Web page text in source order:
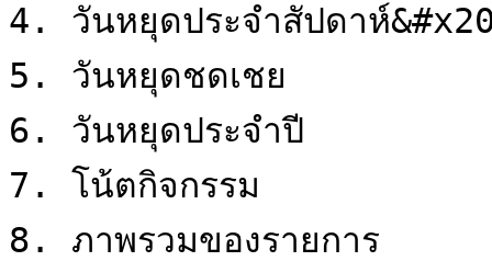
4. วันหยุดประจำสัปดาห์
5. วันหยุดชดเชย
6. วันหยุดประจำปี
7. โน้ตกิจกรรม
8. ภาพรวมของรายการ